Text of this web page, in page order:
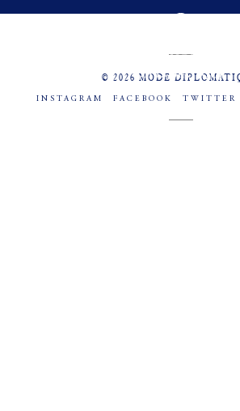
© 2026 MODE
INSTAGRAM FACEBOOK TWITTER